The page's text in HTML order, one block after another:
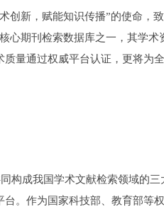
创新，赋能知识传播”的使命，
心期刊检索数据库之一，其学
量通过权威平台认证，更将为
构成我国学术文献检索领域的
。作为国家科技部、教育部等